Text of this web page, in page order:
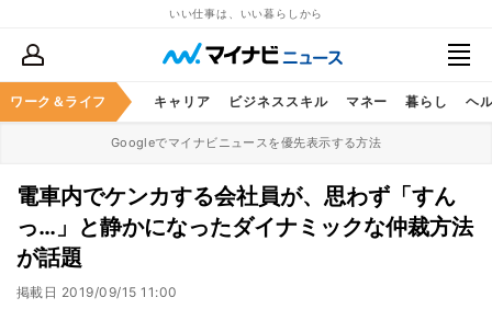
いい仕事は、いい暮らしから
ワーク＆ライフ キャリア ビジネススキル マネー 暮らし ヘ
Googleでマイナビニュースを優先表示する方法
電車内でケンカする会社員が、思わず「すん
っ…」と静かになったダイナミックな仲裁方法
が話題
掲載日 2019/09/15 11:00